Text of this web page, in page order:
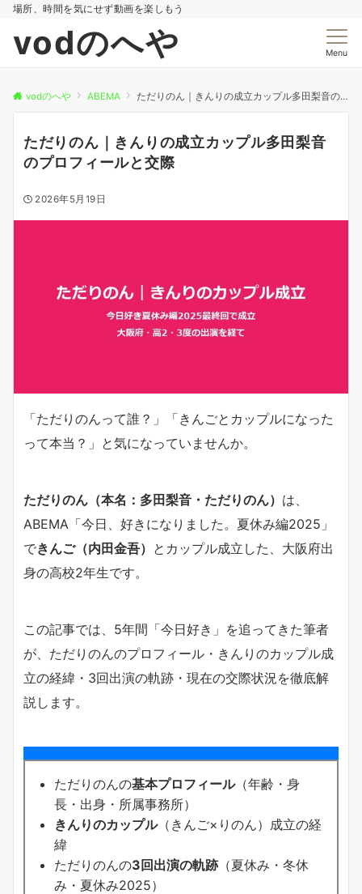
場所、時間を気にせず動画を楽しもう
vodのへや Menu
vodのへや ABEMA ただりのん｜きんりの成立カップル多田梨音のプロフィールと交際
ただりのん｜きんりの成立カップル多田梨音
のプロフィールと交際
2026年5月19日
「ただりのんって誰？」「きんごとカップルになった
って本当？」と気になっていませんか。
ただりのん（本名：多田梨音・ただりのん） は、
ABEMA「今日、好きになりました。夏休み編2025」
できんご（内田金吾） とカップル成立した、大阪府出
身の高校2年生です。
この記事では、5年間「今日好き」を追ってきた筆者
が、ただりのんのプロフィール・きんりのカップル成
立の経緯・3回出演の軌跡・現在の交際状況を徹底解
説します。
ただりのんの基本プロフィール（年齢・身
長・出身・所属事務所）
きんりのカップル（きんご×りのん）成立の経
緯
ただりのんの3回出演の軌跡（夏休み・冬休
み・夏休み2025）